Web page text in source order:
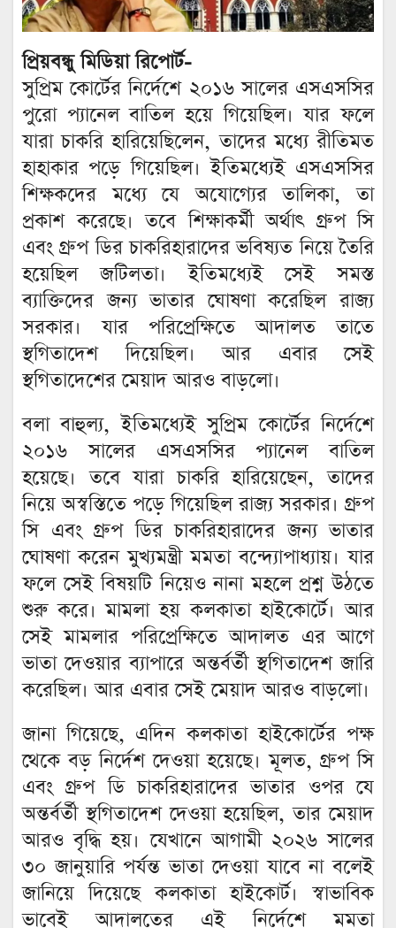
প্রিয়বন্ধু মিডিয়া রিপোর্ট-
সুপ্রিম কোর্টের নির্দেশে ২০১৬ সালের এসএসসির
পুরো প্যানেল বাতিল হয়ে গিয়েছিল। যার ফলে
যারা চাকরি হারিয়েছিলেন, তাদের মধ্যে রীতিমত
হাহাকার পড়ে গিয়েছিল। ইতিমধ্যেই এসএসসির
শিক্ষকদের মধ্যে যে অযোগ্যের তালিকা, তা
প্রকাশ করেছে। তবে শিক্ষাকর্মী অর্থাৎ গ্রুপ সি
এবং গ্রুপ ডির চাকরিহারাদের ভবিষ্যত নিয়ে তৈরি
হয়েছিল জটিলতা। ইতিমধ্যেই সেই সমস্ত
ব্যাক্তিদের জন্য ভাতার ঘোষণা করেছিল রাজ্য
সরকার। যার পরিপ্রেক্ষিতে আদালত তাতে
স্থগিতাদেশ দিয়েছিল। আর এবার সেই
স্থগিতাদেশের মেয়াদ আরও বাড়লো।
বলা বাহুল্য, ইতিমধ্যেই সুপ্রিম কোর্টের নির্দেশে
২০১৬ সালের এসএসসির প্যানেল বাতিল
হয়েছে। তবে যারা চাকরি হারিয়েছেন, তাদের
নিয়ে অস্বস্তিতে পড়ে গিয়েছিল রাজ্য সরকার। গ্রুপ
সি এবং গ্রুপ ডির চাকরিহারাদের জন্য ভাতার
ঘোষণা করেন মুখ্যমন্ত্রী মমতা বন্দ্যোপাধ্যায়। যার
ফলে সেই বিষয়টি নিয়েও নানা মহলে প্রশ্ন উঠতে
শুরু করে। মামলা হয় কলকাতা হাইকোর্টে। আর
সেই মামলার পরিপ্রেক্ষিতে আদালত এর আগে
ভাতা দেওয়ার ব্যাপারে অন্তর্বর্তী স্থগিতাদেশ জারি
করেছিল। আর এবার সেই মেয়াদ আরও বাড়লো।
জানা গিয়েছে, এদিন কলকাতা হাইকোর্টের পক্ষ
থেকে বড় নির্দেশ দেওয়া হয়েছে। মূলত, গ্রুপ সি
এবং গ্রুপ ডি চাকরিহারাদের ভাতার ওপর যে
অন্তর্বর্তী স্থগিতাদেশ দেওয়া হয়েছিল, তার মেয়াদ
আরও বৃদ্ধি হয়। যেখানে আগামী ২০২৬ সালের
৩০ জানুয়ারি পর্যন্ত ভাতা দেওয়া যাবে না বলেই
জানিয়ে দিয়েছে কলকাতা হাইকোর্ট। স্বাভাবিক
ভাবেই আদালতের এই নির্দেশে মমতা